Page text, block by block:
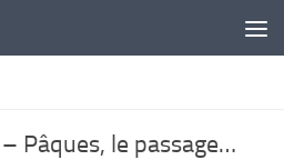
Pâques, le passage…